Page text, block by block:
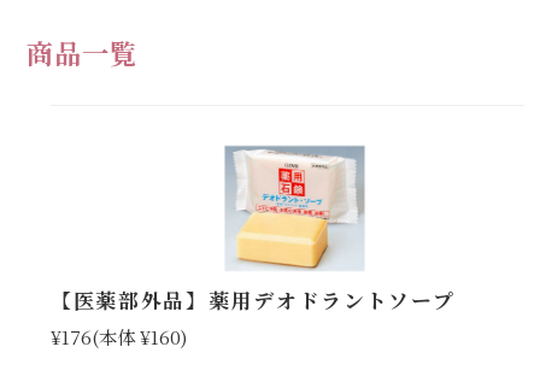
商品一覧
【医薬部外品】薬用デオドラントソープ
¥176(本体 ¥160)